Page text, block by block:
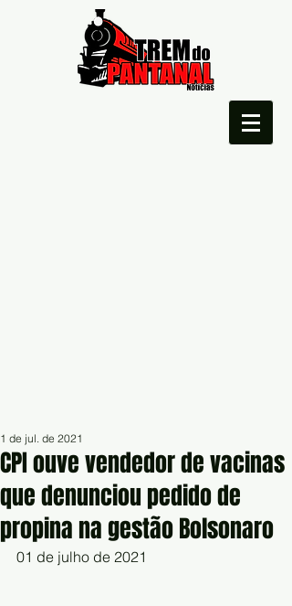
CPI ouve vendedor de vacinas
que denunciou pedido de
propina na gestão Bolsonaro
1 de jul. de 2021
01 de julho de 2021